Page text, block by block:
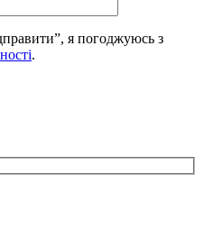
я погоджуюсь з
.